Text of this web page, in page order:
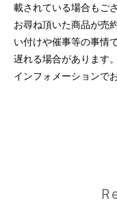
載されている場合もご
お尋ね頂いた商品が売
い付けや催事等の事情
遅れる場合があります。
インフォメーションで